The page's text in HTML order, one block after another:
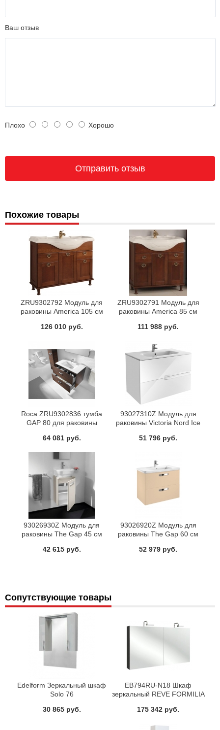
Ваш отзыв
Плохо Хорошо
Похожие товары
ZRU9302792 Модуль для
раковины America 105 см
126 010 руб.
ZRU9302791 Модуль для
раковины America 85 см
111 988 руб.
Roca ZRU9302836 тумба
GAP 80 для раковины
64 081 руб.
93027310Z Модуль для
раковины Victoria Nord Ice
51 796 руб.
93026930Z Модуль для
раковины The Gap 45 см
42 615 руб.
93026920Z Модуль для
раковины The Gap 60 см
52 979 руб.
Сопутствующие товары
Edelform Зеркальный шкаф
Solo 76
30 865 руб.
EB794RU-N18 Шкаф
зеркальный REVE FORMILIA
175 342 руб.